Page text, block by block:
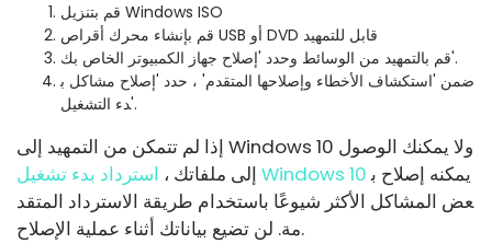
قم بتنزيل Windows ISO
قم بإنشاء محرك أقراص USB أو DVD قابل للتمهيد
قم بالتمهيد من الوسائط وحدد 'إصلاح جهاز الكمبيوتر الخاص بك'.
ضمن 'استكشاف الأخطاء وإصلاحها المتقدم' ، حدد 'إصلاح مشاكل ب
دء التشغيل'.
إذا لم تتمكن من التمهيد إلى Windows 10 ولا يمكنك الوصول
إلى ملفاتك ، استرداد بدء تشغيل Windows 10يمكنه إصلاح ب
عض المشاكل الأكثر شيوعًا باستخدام طريقة الاسترداد المتقد
مة. لن تضيع بياناتك أثناء عملية الإصلاح.